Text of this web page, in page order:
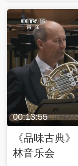
00:13:55
《品味古典
林音乐会